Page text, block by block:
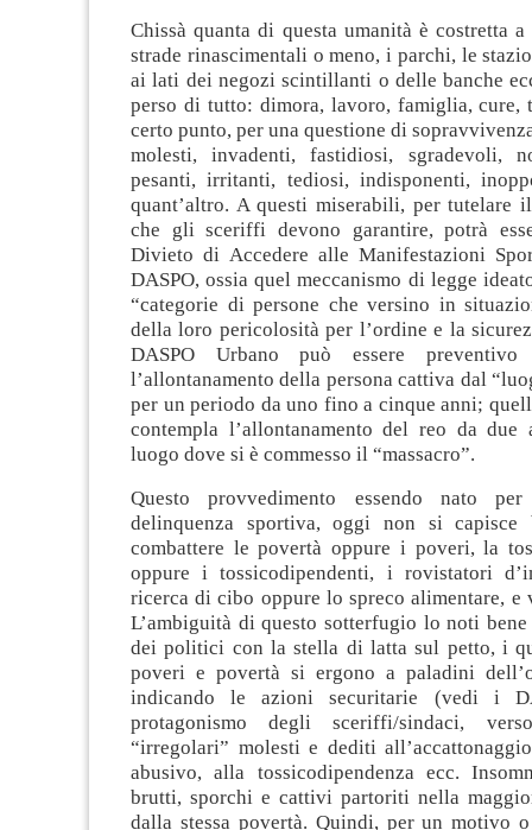
Chissà quanta di questa umanità è costretta
strade rinascimentali o meno, i parchi, le
ai lati dei negozi scintillanti o delle banche
perso di tutto: dimora, lavoro, famiglia, cure,
certo punto, per una questione di
molesti, invadenti, fastidiosi, sgradevoli,
pesanti, irritanti, tediosi, indisponenti,
quant’altro. A questi miserabili, per tutelare
che gli sceriffi devono garantire, potrà
Divieto di Accedere alle Manifestazioni
DASPO, ossia quel meccanismo di legge
“categorie di persone che versino in
della loro pericolosità per l’ordine e la
DASPO Urbano può essere
l’allontanamento della persona cattiva dal
per un periodo da uno fino a cinque anni;
contempla l’allontanamento del reo da
luogo dove si è commesso il “massacro”.
Questo provvedimento essendo nato
delinquenza sportiva, oggi non si capisce
combattere le povertà oppure i poveri, la
oppure i tossicodipendenti, i rovistatori
ricerca di cibo oppure lo spreco alimentare, e
L’ambiguità di questo sotterfugio lo noti
dei politici con la stella di latta sul petto, i
poveri e povertà si ergono a paladini
indicando le azioni securitarie (vedi i
protagonismo degli sceriffi/sindaci,
“irregolari” molesti e dediti
abusivo, alla tossicodipendenza ecc.
brutti, sporchi e cattivi partoriti nella
dalla stessa povertà. Quindi, per un motivo